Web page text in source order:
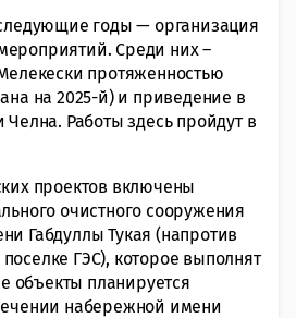
годы — организация
Среди них –
протяженностью
на 2025-й) и приведение в
Челна. Работы здесь пройдут в
проектов включены
очистного сооружения
Габдуллы Тукая (напротив
ГЭС), которое выполнят
объекты планируется
набережной имени